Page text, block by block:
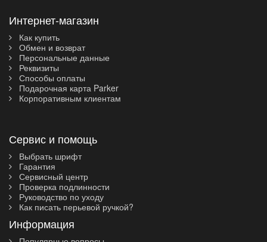
Интернет-магазин
Как купить
Обмен и возврат
Персональные данные
Реквизиты
Способы оплаты
Подарочная карта Parker
Корпоративным клиентам
Сервис и помощь
Выбрать шрифт
Гарантия
Сервисный центр
Проверка подлинности
Руководство по уходу
Как писать перьевой ручкой?
Информация